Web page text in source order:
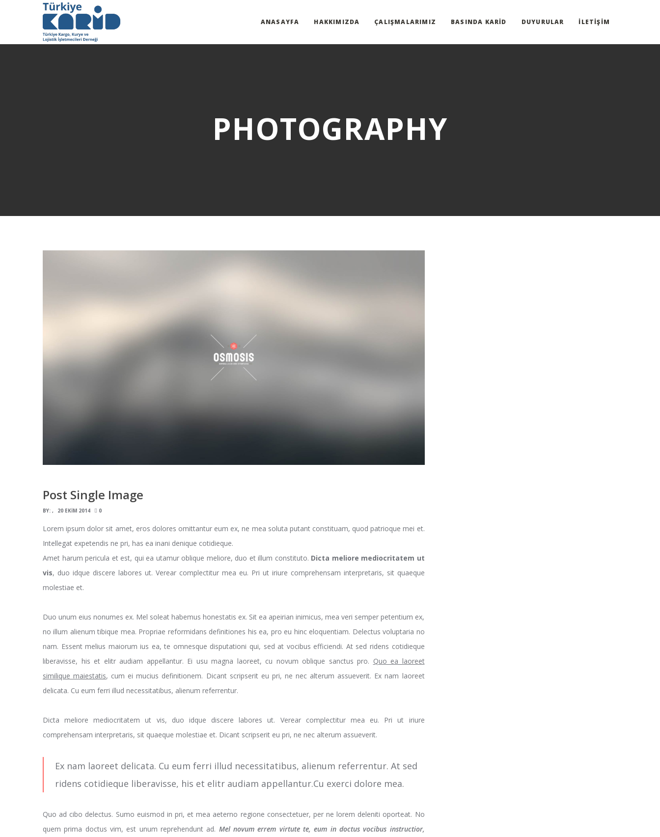
ANASAYFA HAKKIMIZDA ÇALIŞMALARIMIZ BASINDA KARID DUYURULAR İLETIŞIM
PHOTOGRAPHY
Post Single Image
BY: 20 EKIM 2014 0
Lorem ipsum dolor sit amet, eros dolores omittantur eum ex, ne mea soluta putant constituam, quod patrioque mei et.
Intellegat expetendis ne pri, has ea inani denique cotidieque.
Amet harum pericula et est, qui ea utamur oblique meliore, duo et illum constituto. Dicta meliore mediocritatem ut
vis, duo idque discere labores ut. Verear complectitur mea eu. Pri ut iriure comprehensam interpretaris, sit quaeque
molestiae et.
Duo unum eius nonumes ex. Mel soleat habemus honestatis ex. Sit ea apeirian inimicus, mea veri semper petentium ex,
no illum alienum tibique mea. Propriae reformidans definitiones his ea, pro eu hinc eloquentiam. Delectus voluptaria no
nam. Essent melius maiorum ius ea, te omnesque disputationi qui, sed at vocibus efficiendi. At sed ridens cotidieque
liberavisse, his et elitr audiam appellantur. Ei usu magna laoreet, cu novum oblique sanctus pro. Quo ea laoreet
similique maiestatis, cum ei mucius definitionem. Dicant scripserit eu pri, ne nec alterum assueverit. Ex nam laoreet
delicata. Cu eum ferri illud necessitatibus, alienum referrentur.
Dicta meliore mediocritatem ut vis, duo idque discere labores ut. Verear complectitur mea eu. Pri ut iriure
comprehensam interpretaris, sit quaeque molestiae et. Dicant scripserit eu pri, ne nec alterum assueverit.
Ex nam laoreet delicata. Cu eum ferri illud necessitatibus, alienum referrentur. At sed
ridens cotidieque liberavisse, his et elitr audiam appellantur.Cu exerci dolore mea.
Quo ad cibo delectus. Sumo euismod in pri, et mea aeterno regione consectetuer, per ne lorem deleniti oporteat. No
quem prima doctus vim, est unum reprehendunt ad. Mel novum errem virtute te, eum in doctus vocibus instructior,